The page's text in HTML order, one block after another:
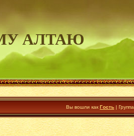
АЛТАЮ
Вы вошли как Гость | Группа